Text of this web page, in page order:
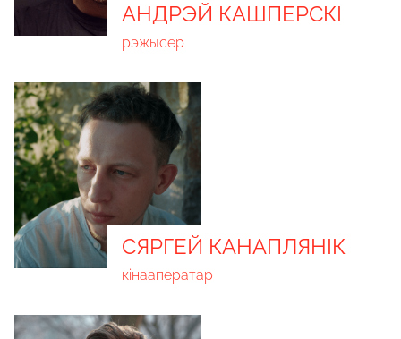
АНДРЭЙ КАШПЕРСКІ
рэжысёр
СЯРГЕЙ КАНАПЛЯНІК
кінааператар